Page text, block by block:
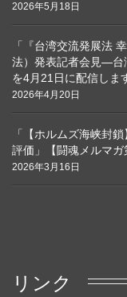
2026年5月18日
「『台湾交流発展法
法）発表記者会見―台
を4月21日に配信しま
2026年4月20日
「【ホルムズ海峡封
評価」【闘魂メルマ
2026年3月16日
リンク